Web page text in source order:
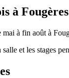
à Fougères
à fin août à
et les stages